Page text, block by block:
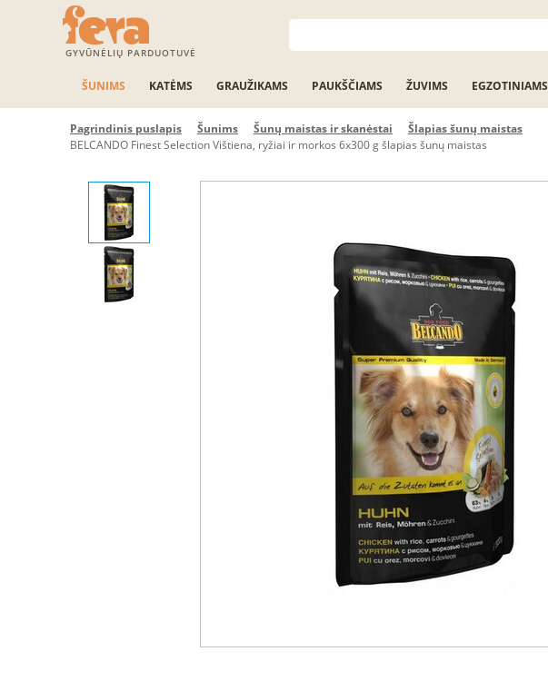
GYVŪNĖLIŲ PARDUOTUVĖ
ŠUNIMS KATĖMS GRAUŽIKAMS PAUKŠČIAMS ŽUVIMS EGZOTINIAMS
Pagrindinis puslapis Šunims Šunų maistas ir skanėstai
Šlapias šunų maistas
BELCANDO Finest Selection Vištiena, ryžiai ir morkos 6x300 g šlapias šunų maistas